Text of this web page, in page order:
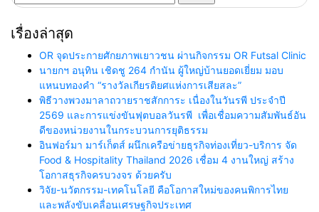
สำหรับ:
เรื่องล่าสุด
OR จุดประกายศักยภาพเยาวชน ผ่านกิจกรรม OR Futsal Clinic
นายกฯ อนุทิน เชิดชู 264 กำนัน ผู้ใหญ่บ้านยอดเยี่ยม มอบ
แหนบทองคำ “รางวัลเกียรติยศแห่งการเสียสละ”
พิธีวางพวงมาลาถวายราชสักการะ เนื่องในวันรพี ประจำปี
2569 และการแข่งขันฟุตบอลวันรพี เพื่อเชื่อมความสัมพันธ์อัน
ดีของหน่วยงานในกระบวนการยุติธรรม
อินฟอร์มา มาร์เก็ตส์ ผนึกเครือข่ายธุรกิจท่องเที่ยว-บริการ จัด
Food & Hospitality Thailand 2026 เชื่อม 4 งานใหญ่ สร้าง
โอกาสธุรกิจครบวงจร ด้วยครับ
วิจัย-นวัตกรรม-เทคโนโลยี คือโอกาสใหม่ของคนพิการไทย
และพลังขับเคลื่อนเศรษฐกิจประเทศ